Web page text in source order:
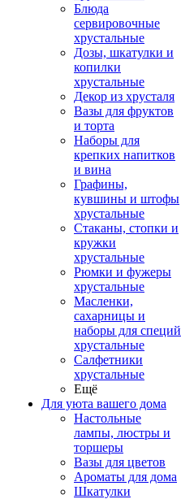
Блюда
сервировочные
хрустальные
Дозы, шкатулки и
копилки
хрустальные
Декор из хрусталя
Вазы для фруктов
и торта
Наборы для
крепких напитков
и вина
Графины,
кувшины и штофы
хрустальные
Стаканы, стопки и
кружки
хрустальные
Рюмки и фужеры
хрустальные
Масленки,
сахарницы и
наборы для специй
хрустальные
Салфетники
хрустальные
Ещё
Для уюта вашего дома
Настольные
лампы, люстры и
торшеры
Вазы для цветов
Ароматы для дома
Шкатулки